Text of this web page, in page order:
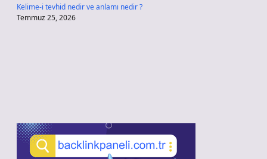
Kelime-i tevhid nedir ve anlamı nedir ?
Temmuz 25, 2026